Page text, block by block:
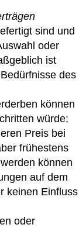
sind und
oder
ist
des
können
würde;
Preis bei
frühestens
können
auf dem
keinen Einfluss
oder